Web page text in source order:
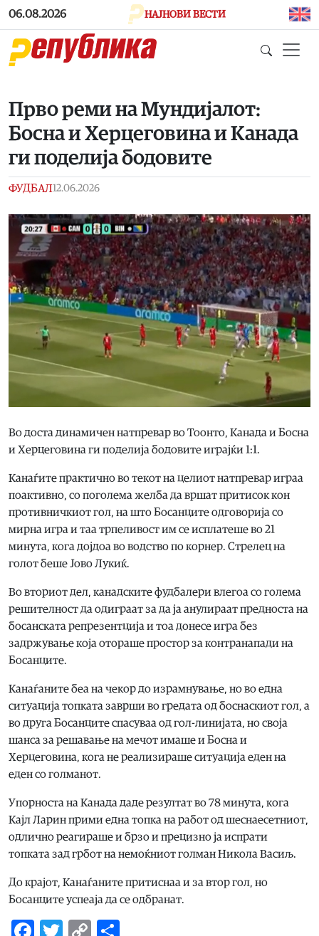
Skip to main content
06.08.2026 НАЈНОВИ ВЕСТИ
Прво реми на Мундијалот:
Босна и Херцеговина и Канада
ги поделија бодовите
ФУДБАЛ12.06.2026
Во доста динамичен натпревар во Тоонто, Канада и Босна
и Херцеговина ги поделија бодовите играјќи 1:1.
Канаѓите практично во текот на целиот натпревар играа
поактивно, со поголема желба да вршат притисок кон
противничкиот гол, на што Босанците одговорија со
мирна игра и таа трпеливост им се исплатеше во 21
минута, кога дојдоа во водство по корнер. Стрелец на
голот беше Јово Лукиќ.
Во вториот дел, канадските фудбалери влегоа со голема
решителност да одиграат за да ја анулираат предноста на
босанската репрезентција и тоа донесе игра без
задржување која отораше простор за контранапади на
Босанците.
Канаѓаните беа на чекор до израмнување, но во една
ситуација топката заврши во гредата од боснаскиот гол, а
во друга Босанците спасуваа од гол-линијата, но своја
шанса за решавање на мечот имаше и Босна и
Херцеговина, кога не реализираше ситуација еден на
еден со голманот.
Упорноста на Канада даде резултат во 78 минута, кога
Кајл Ларин прими една топка на работ од шеснаесетниот,
одлично реагираше и брзо и прецизно ја испрати
топката зад грбот на немоќниот голман Никола Васиљ.
До крајот, Канаѓаните притиснаа и за втор гол, но
Босанците успеаја да се одбранат.
Facebook
Twitter
Copy